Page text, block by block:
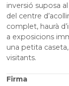
inversió suposa
del centre
complet, haurà
a exposicions
una petita
visitants.
Firma